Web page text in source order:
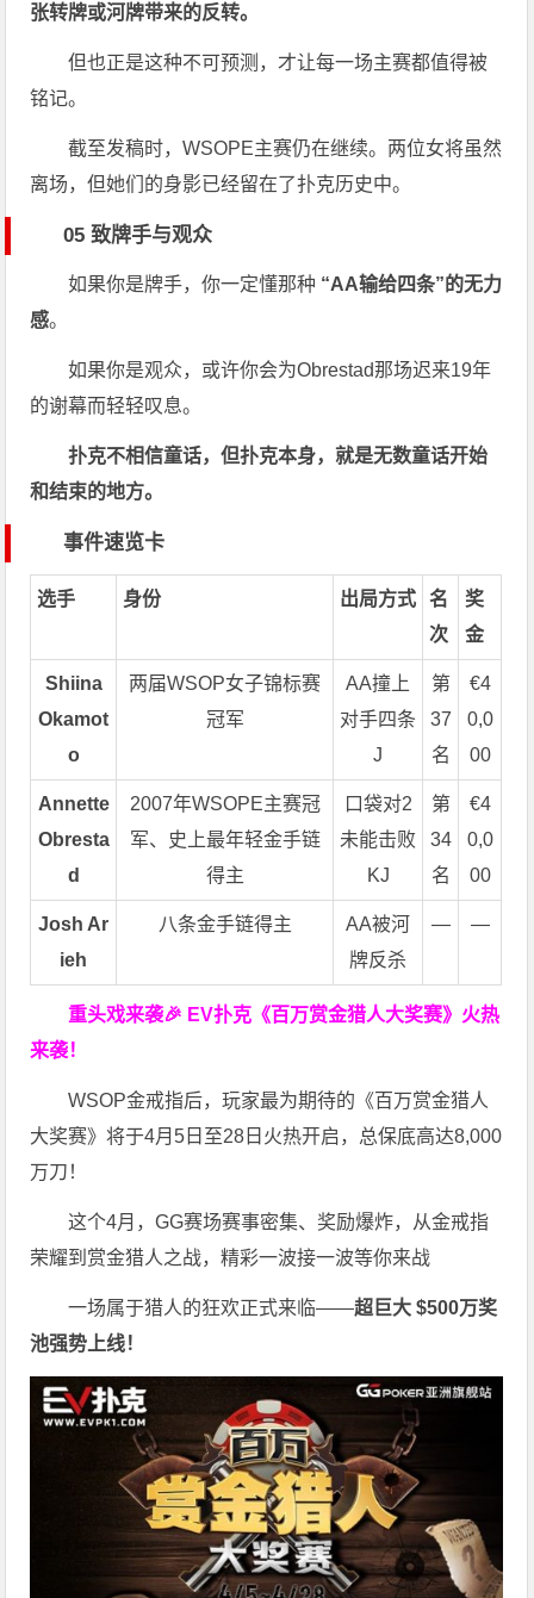
张转牌或河牌带来的反转。
但也正是这种不可预测，才让每一场主赛都值得被
铭记。
截至发稿时，WSOPE主赛仍在继续。两位女将虽然
离场，但她们的身影已经留在了扑克历史中。
05 致牌手与观众
如果你是牌手，你一定懂那种 “AA输给四条”的无力
感。
如果你是观众，或许你会为Obrestad那场迟来19年
的谢幕而轻轻叹息。
扑克不相信童话，但扑克本身，就是无数童话开始
和结束的地方。
事件速览卡
选手 身份 出局方式
名
次
奖
金
Shiina
Okamot
o
两届WSOP女子锦标赛
冠军
AA撞上
对手四条
J
第
37
名
€4
0,0
00
Annette
Obresta
d
2007年WSOPE主赛冠
军、史上最年轻金手链
得主
口袋对2
未能击败
KJ
第
34
名
€4
0,0
00
Josh Ar
ieh
八条金手链得主
AA被河
牌反杀
— —
重头戏来袭🎉 EV扑克 《百万赏金猎人大奖赛》 火热
来袭！
WSOP金戒指后，玩家最为期待的《百万赏金猎人
大奖赛》将于4月5日至28日火热开启，总保底高达8,000
万刀！
这个4月，GG赛场赛事密集、奖励爆炸，从金戒指
荣耀到赏金猎人之战，精彩一波接一波等你来战
一场属于猎人的狂欢正式来临——超巨大 $500万奖
池强势上线！